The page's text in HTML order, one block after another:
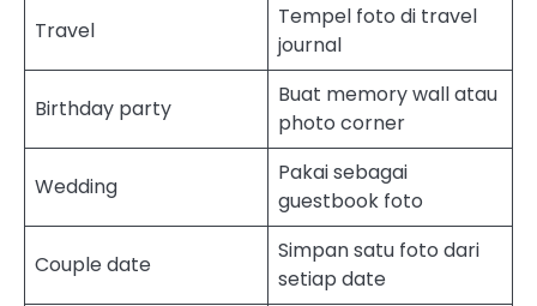
Travel
Tempel foto di travel
journal
Birthday party
Buat memory wall atau
photo corner
Wedding
Pakai sebagai
guestbook foto
Couple date
Simpan satu foto dari
setiap date